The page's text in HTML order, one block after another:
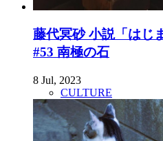
藤代冥砂 小説「はじ
#53 南極の石
8 Jul, 2023
CULTURE